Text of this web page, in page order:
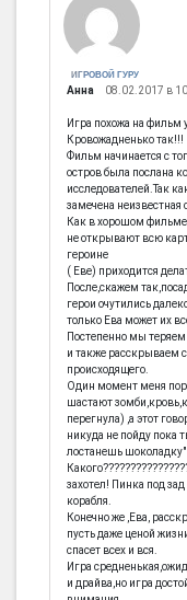
ИГРОВОЙ ГУРУ
Анна 08.02.2017 в
Игра похожа на фильм
Кровожадненько так!!!
Фильм начинается с
остров была послана
исследователей.Так
замечена
Как в хорошом фильме
не открывают всю
героине
( Еве) приходится
После,скажем
герои очутились
только Ева может их
Постепенно мы теряем
и также расскрываем
происходящего.
Один момент меня
шастают
перегнула) ,а этот
никуда не пойду пока
лостанешь шоколадку"
захотел! Пинка под зад
корабля.
Конечно же ,Ева,
пусть даже ценой
спасет всех и вся.
Игра
и драйва,но игра